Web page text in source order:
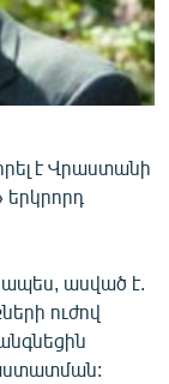
է Վրաստանի
երկրորդ
ասված է.
ուժով